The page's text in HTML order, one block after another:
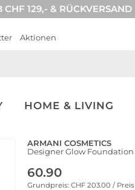
CHF 129,- & RÜCKVERSAND
Aktionen
HOME & LIVING
ARMANI COSMETICS
Designer Glow Foundation
60.90
Grundpreis: CHF 203.00 /